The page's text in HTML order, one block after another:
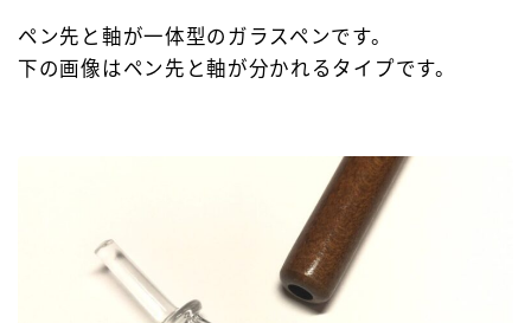
ペン先と軸が一体型のガラスペンです。
下の画像はペン先と軸が分かれるタイプです。